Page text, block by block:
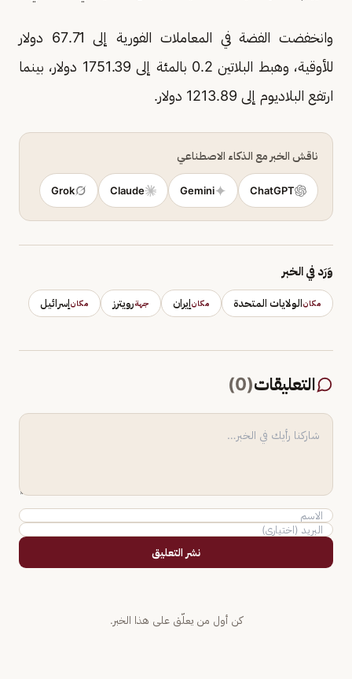
وانخفضت الفضة في المعاملات الفورية إلى 67.71 دولار
للأوقية، وهبط البلاتين 0.2 بالمئة إلى 1751.39 دولار، بينما
ارتفع البلاديوم إلى 1213.89 دولار.
ناقش الخبر مع الذكاء الاصطناعي
ChatGPT
Gemini
Claude
Grok
وَرَد في الخبر
مكانالولايات المتحدة مكانإيران جهةرويترز مكانإسرائيل
التعليقات(
0
)
نشر التعليق
كن أول من يعلّق على هذا الخبر.